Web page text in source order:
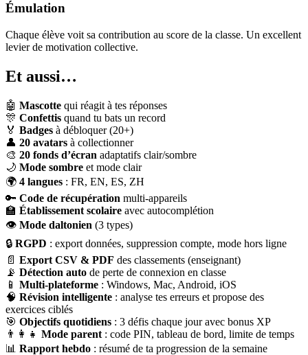
Émulation
Chaque élève voit sa contribution au score de la classe. Un excellent
levier de motivation collective.
Et aussi…
🤖 Mascotte qui réagit à tes réponses
🎊 Confettis quand tu bats un record
🏅 Badges à débloquer (20+)
👤 20 avatars à collectionner
🎨 20 fonds d’écran adaptatifs clair/sombre
🌙 Mode sombre et mode clair
🌍 4 langues : FR, EN, ES, ZH
🔑 Code de récupération multi-appareils
🏫 Établissement scolaire avec autocomplétion
👁 Mode daltonien (3 types)
🔒 RGPD : export données, suppression compte, mode hors ligne
📄 Export CSV & PDF des classements (enseignant)
📡 Détection auto de perte de connexion en classe
📱 Multi-plateforme : Windows, Mac, Android, iOS
🧠 Révision intelligente : analyse tes erreurs et propose des
exercices ciblés
🎯 Objectifs quotidiens : 3 défis chaque jour avec bonus XP
👨‍👩‍👧 Mode parent : code PIN, tableau de bord, limite de temps
📊 Rapport hebdo : résumé de ta progression de la semaine